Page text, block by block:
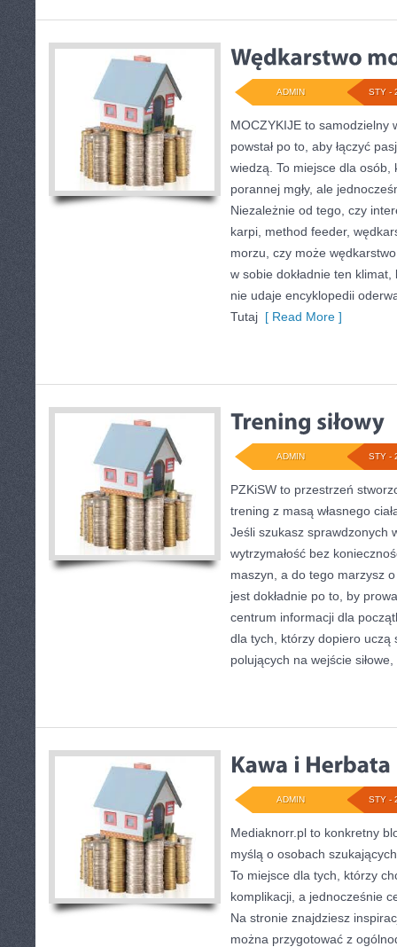
STY -
ADMIN
MOCZYKIJE to samodzielny
powstał po to, aby łączyć
wiedzą. To miejsce dla osób,
porannej mgły, ale
Niezależnie od tego, czy
karpi, method feeder,
morzu, czy może
w sobie dokładnie ten
nie udaje encyklopedii
Tutaj [ Read More ]
STY -
ADMIN
PZKiSW to przestrzeń
trening z masą własnego
Jeśli szukasz sprawdzonych
wytrzymałość bez
maszyn, a do tego marzysz
jest dokładnie po to, by
centrum informacji dla
dla tych, którzy dopiero uczą
polujących na wejście
STY -
ADMIN
Mediaknorr.pl to konkretny
myślą o osobach
To miejsce dla tych, którzy
komplikacji, a jednocześnie
Na stronie znajdziesz
można przygotować z